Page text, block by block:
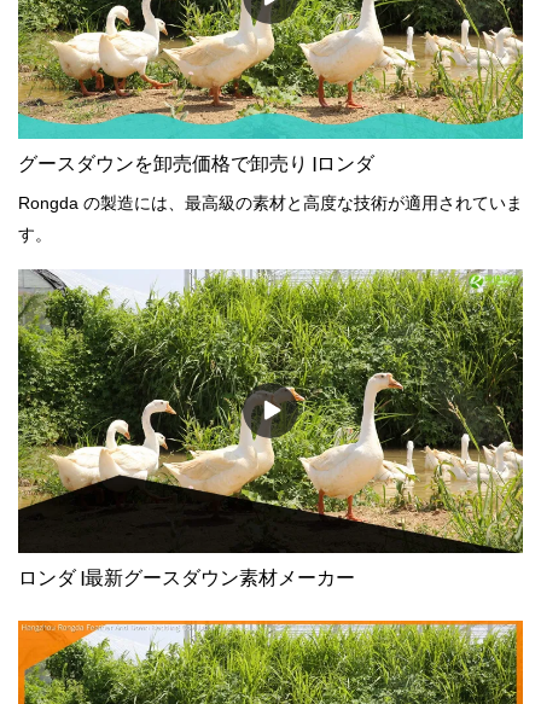
グースダウンを卸売価格で卸売り |ロンダ
Rongda の製造には、最高級の素材と高度な技術が適用されていま
す。
ロンダ |最新グースダウン素材メーカー